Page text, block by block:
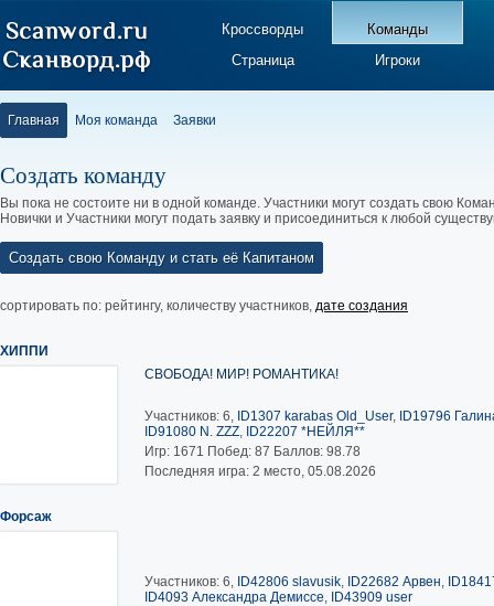
Кроссворды
Команды
Страница
Игроки
Главная Моя команда Заявки
Создать команду
Вы пока не состоите ни в одной команде. Участники могут создать свою
Новички и Участники могут подать заявку и присоединиться к любой
Создать свою Команду и стать её Капитаном
сортировать по: рейтингу, количеству участников, дате создания
ХИППИ
СВОБОДА! МИР! РОМАНТИКА!
Участников: 6, ID1307 karabas Old_User, ID19796
ID91080 N. ZZZ, ID22207 *НЕЙЛЯ**
Игр: 1671 Побед: 87 Баллов: 98.78
Последняя игра: 2 место, 05.08.2026
Форсаж
Участников: 6, ID42806 slavusik, ID22682 Арвен,
ID4093 Александра Демиссе, ID43909 user